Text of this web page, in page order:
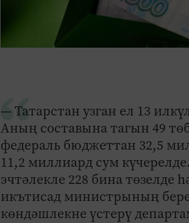
— Татарстан узган ел 13
Аның составына тагын 49
федераль бюджеттан 32,5
11,2 миллиард сум
эчтәлекле 228 бина
икътисад министрының
көндәшлекне үстерү